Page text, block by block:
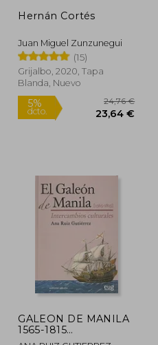
5%
dcto.
Hernán Cortés
Juan Miguel Zunzunegui
(15)
Grijalbo, 2020, Tapa
Blanda, Nuevo
GALEON DE MANILA
1565-1815
INTERCAMBIOS